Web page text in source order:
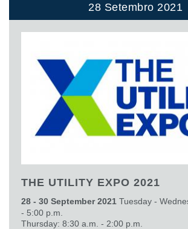
28 Setembro 2021
THE UTILITY EXPO 2021
28 - 30 September 2021 Tuesday -
- 5:00 p.m.
Thursday: 8:30 a.m. - 2:00 p.m.